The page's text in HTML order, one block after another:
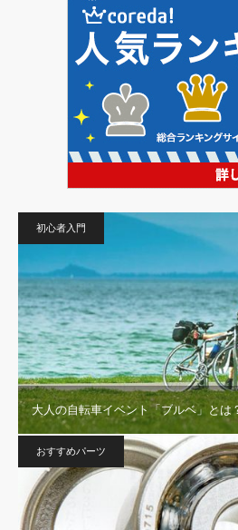
初心者入門
大人の自転車イベント「ブルベ」とは
おすすめパーツ